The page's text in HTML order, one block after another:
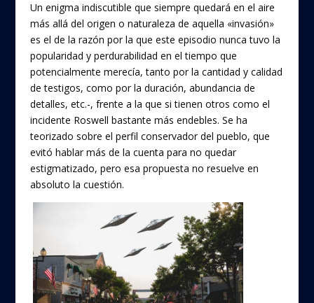
Un enigma indiscutible que siempre quedará en el aire
más allá del origen o naturaleza de aquella «invasión»
es el de la razón por la que este episodio nunca tuvo la
popularidad y perdurabilidad en el tiempo que
potencialmente merecía, tanto por la cantidad y calidad
de testigos, como por la duración, abundancia de
detalles, etc.-, frente a la que si tienen otros como el
incidente Roswell bastante más endebles. Se ha
teorizado sobre el perfil conservador del pueblo, que
evitó hablar más de la cuenta para no quedar
estigmatizado, pero esa propuesta no resuelve en
absoluto la cuestión.